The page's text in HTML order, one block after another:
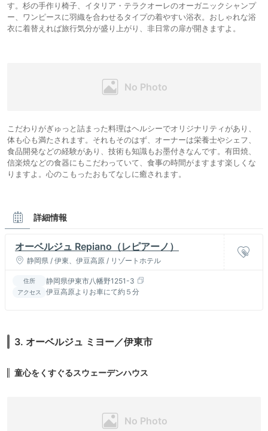
す。杉の手作り椅子、イタリア・テラクオーレのオーガニックシャンプ
ー、ワンピースに羽織を合わせるタイプの着やすい浴衣。おしゃれな浴
衣に着替えれば旅行気分が盛り上がり、非日常の扉が開きますよ。
こだわりがぎゅっと詰まった料理はヘルシーでオリジナリティがあり、
体も心も満たされます。それもそのはず、オーナーは栄養士やシェフ、
食品開発などの経験があり、技術も知識もお墨付きなんです。有田焼、
信楽焼などの食器にもこだわっていて、食事の時間がますます楽しくな
りますよ。心のこもったおもてなしに癒されます。
詳細情報
オーベルジュ Repiano（レピアーノ）
静岡県 / 伊東、伊豆高原 / リゾートホテル
住所 静岡県伊東市八幡野1251-3
アクセス 伊豆高原よりお車にて約５分
3. オーベルジュ ミヨー／伊東市
童心をくすぐるスウェーデンハウス